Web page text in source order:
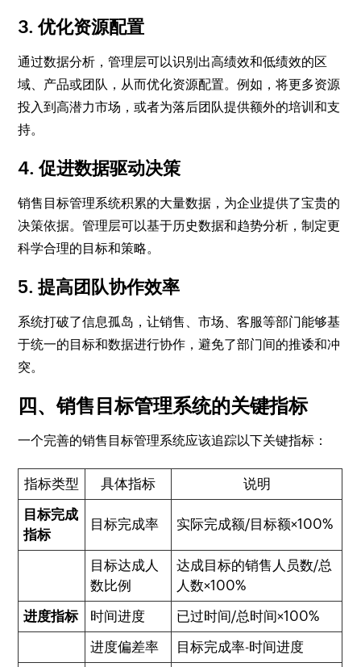
3. 优化资源配置
通过数据分析，管理层可以识别出高绩效和低绩效的区
域、产品或团队，从而优化资源配置。例如，将更多资源
投入到高潜力市场，或者为落后团队提供额外的培训和支
持。
4. 促进数据驱动决策
销售目标管理系统积累的大量数据，为企业提供了宝贵的
决策依据。管理层可以基于历史数据和趋势分析，制定更
科学合理的目标和策略。
5. 提高团队协作效率
系统打破了信息孤岛，让销售、市场、客服等部门能够基
于统一的目标和数据进行协作，避免了部门间的推诿和冲
突。
四、销售目标管理系统的关键指标
一个完善的销售目标管理系统应该追踪以下关键指标：
指标类型 具体指标
说明
目标完成
指标
目标完成率 实际完成额/目标额×100%
目标达成人
数比例
达成目标的销售人员数/总
人数×100%
进度指标
时间进度
已过时间/总时间×100%
进度偏差率
目标完成率-时间进度